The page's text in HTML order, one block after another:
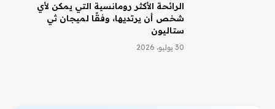
الرائحة الأكثر رومانسية التي يمكن لأي
شخص أن يرتديها، وفقًا لميجان ثي
ستاليون
30 يوليو، 2026